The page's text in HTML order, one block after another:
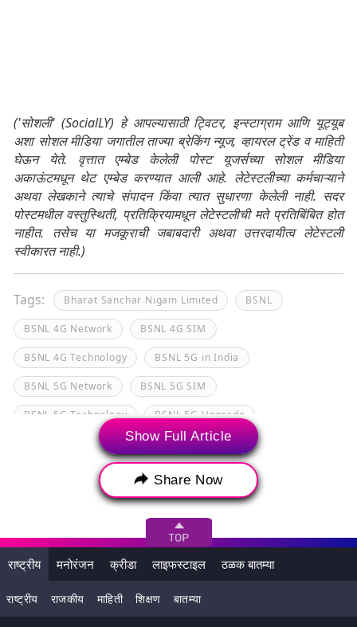
('सोशली' (SocialLY) हे आपल्यासाठी ट्विटर, इन्स्टाग्राम आणि यूट्यूब
अशा सोशल मीडिया जगातील ताज्या ब्रेकिंग न्यूज, व्हायरल ट्रेंड व माहिती
घेऊन येते. वृत्तात एम्बेड केलेली पोस्ट यूजर्सच्या सोशल मीडिया
अकाऊंटमधून थेट एम्बेड करण्यात आली आहे. लेटेस्टलीच्या कर्मचाऱ्याने
अथवा लेखकाने त्याचे संपादन किंवा त्यात सुधारणा केलेली नाही. सदर
पोस्टमधील वस्तुस्थिती, प्रतिक्रियामधून लेटेस्टलीची मते प्रतिबिंबित होत
नाहीत. तसेच या मजकूराची जबाबदारी अथवा उत्तरदायीत्व लेटेस्टली
स्वीकारत नाही.)
Tags: Bharat Sanchar Nigam Limited BSNL
BSNL 4G Network BSNL 4G SIM
BSNL 4G Technology BSNL 5G in India
BSNL 5G Network BSNL 5G SIM
BSNL 5G Technology BSNL 5G Upgrade
Department of Telecommunication DoT
Show Full Article
Share Now
राष्ट्रीय मनोरंजन क्रीडा लाइफस्टाइल ठळक बातम्या
राष्ट्रीय राजकीय माहिती शिक्षण बातम्या